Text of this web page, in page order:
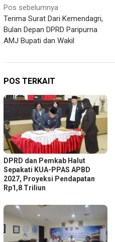
Navigasi
pos
Pos sebelumnya
Terima Surat Dari Kemendagri,
Bulan Depan DPRD Paripurna
AMJ Bupati dan Wakil
POS TERKAIT
DPRD dan Pemkab Halut
Sepakati KUA-PPAS APBD
2027, Proyeksi Pendapatan
Rp1,8 Triliun